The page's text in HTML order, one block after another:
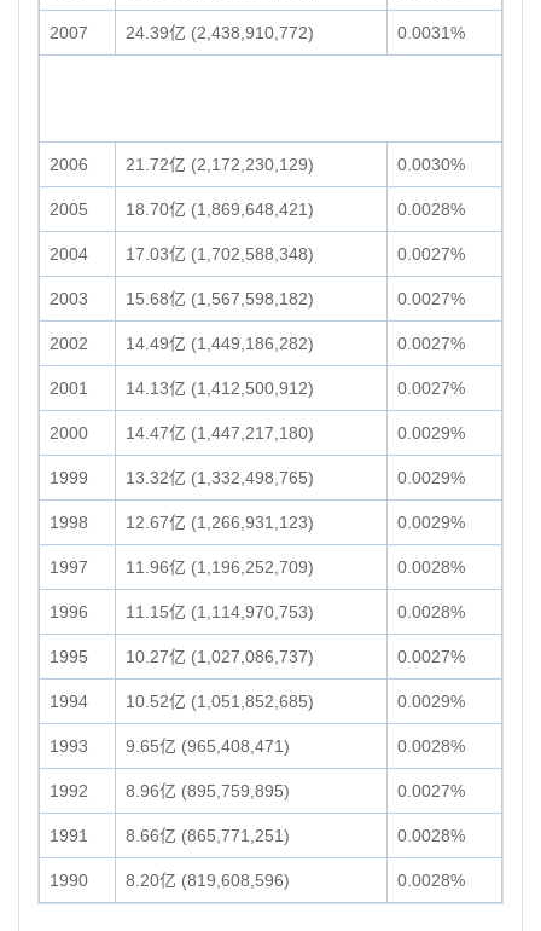
2007 24.39亿 (2,438,910,772) 0.0031%
2006 21.72亿 (2,172,230,129) 0.0030%
2005 18.70亿 (1,869,648,421) 0.0028%
2004 17.03亿 (1,702,588,348) 0.0027%
2003 15.68亿 (1,567,598,182) 0.0027%
2002 14.49亿 (1,449,186,282) 0.0027%
2001 14.13亿 (1,412,500,912) 0.0027%
2000 14.47亿 (1,447,217,180) 0.0029%
1999 13.32亿 (1,332,498,765) 0.0029%
1998 12.67亿 (1,266,931,123) 0.0029%
1997 11.96亿 (1,196,252,709) 0.0028%
1996 11.15亿 (1,114,970,753) 0.0028%
1995 10.27亿 (1,027,086,737) 0.0027%
1994 10.52亿 (1,051,852,685) 0.0029%
1993 9.65亿 (965,408,471) 0.0028%
1992 8.96亿 (895,759,895) 0.0027%
1991 8.66亿 (865,771,251) 0.0028%
1990 8.20亿 (819,608,596) 0.0028%